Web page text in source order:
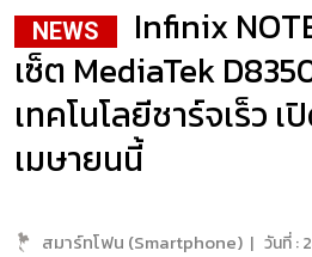
NEWS
Infinix
เซ็ต MediaTek
เทคโนโลยีชาร์จเร็ว เ
เมษายนนี้
สมาร์ทโฟน (Smartphone) | วันที่ :